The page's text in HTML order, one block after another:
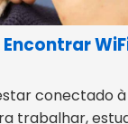
conectado
trabalhar,